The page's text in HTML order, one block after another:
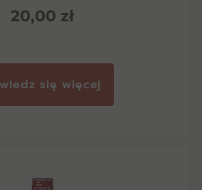
20,00 zł
się więcej